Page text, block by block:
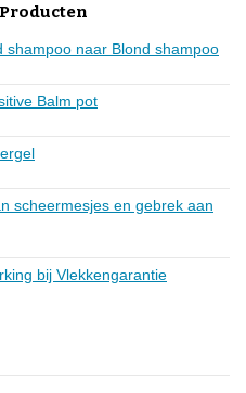
shampoo naar Blond shampoo
Balm pot
scheermesjes en gebrek aan
bij Vlekkengarantie